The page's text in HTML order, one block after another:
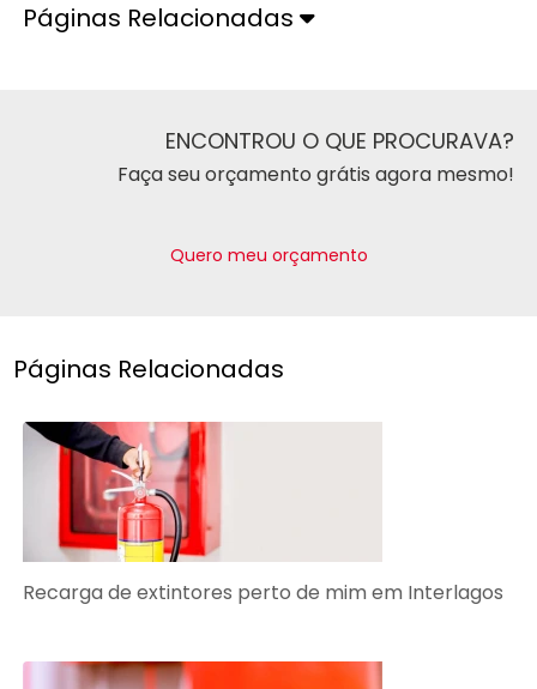
Páginas Relacionadas
ENCONTROU O QUE PROCURAVA?
Faça seu orçamento grátis agora mesmo!
Quero meu orçamento
Páginas Relacionadas
Recarga de extintores perto de mim em Interlagos